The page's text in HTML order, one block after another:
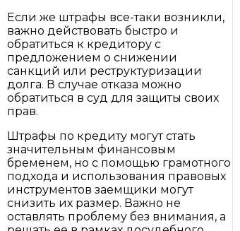
Если же штрафы все-таки возникли,
важно действовать быстро и
обратиться к кредитору с
предложением о снижении
санкций или реструктуризации
долга. В случае отказа можно
обратиться в суд для защиты своих
прав.
Штрафы по кредиту могут стать
значительным финансовым
бременем, но с помощью грамотного
подхода и использования правовых
инструментов заемщики могут
снизить их размер. Важно не
оставлять проблему без внимания, а